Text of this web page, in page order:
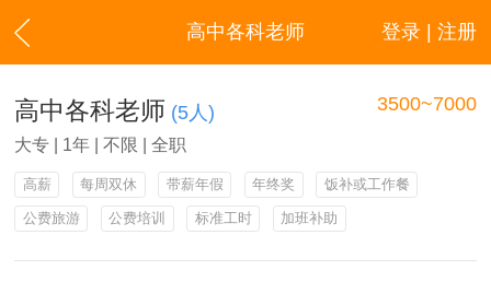
登录 | 注册
高中各科老师
高中各科老师 (5人) 3500~7000
大专 | 1年 | 不限 | 全职
高薪 每周双休 带薪年假 年终奖 饭补或工作餐
公费旅游 公费培训 标准工时 加班补助